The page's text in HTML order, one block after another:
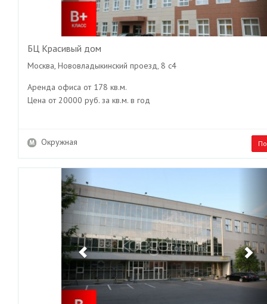
БЦ Красивый дом
Москва, Нововладыкинский проезд, 8 с4
Аренда офиса от 178 кв.м.
Цена от 20000 руб. за кв.м. в год
Окружная